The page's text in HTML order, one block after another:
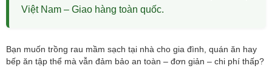
Việt Nam – Giao hàng toàn quốc.
Bạn muốn trồng rau mầm sạch tại nhà cho gia đình, quán ăn hay
bếp ăn tập thể mà vẫn đảm bảo an toàn – đơn giản – chi phí thấp?